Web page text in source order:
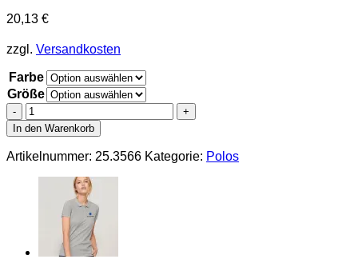
20,13 €
zzgl. Versandkosten
Farbe
Größe
SOL'S
|
Planet
Men
In den Warenkorb
Artikelnummer: 25.3566 Kategorie: Polos